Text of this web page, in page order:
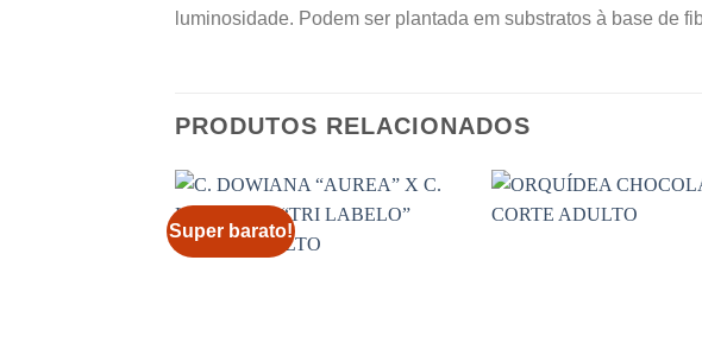
luminosidade. Podem ser plantada em substratos à base de
PRODUTOS RELACIONADOS
Super barato!